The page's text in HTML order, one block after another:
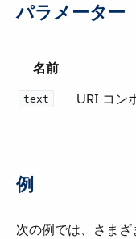
パラメーター
名前
text URI コン
例
次の例では、さま